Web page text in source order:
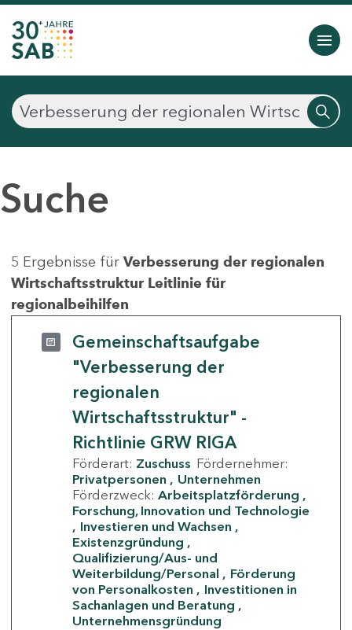
Suche
5 Ergebnisse für Verbesserung der regionalen
Wirtschaftsstruktur Leitlinie für
regionalbeihilfen
Gemeinschaftsaufgabe
"Verbesserung der
regionalen
Wirtschaftsstruktur" -
Richtlinie GRW RIGA
Förderart: Zuschuss Fördernehmer:
Privatpersonen
Unternehmen
Förderzweck: Arbeitsplatzförderung
Forschung, Innovation und Technologie
Investieren und Wachsen
Existenzgründung
Qualifizierung/Aus- und
Weiterbildung/Personal
Förderung
von Personalkosten
Investitionen in
Sachanlagen und Beratung
Unternehmensgründung